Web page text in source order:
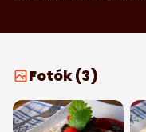
Fotók (3)